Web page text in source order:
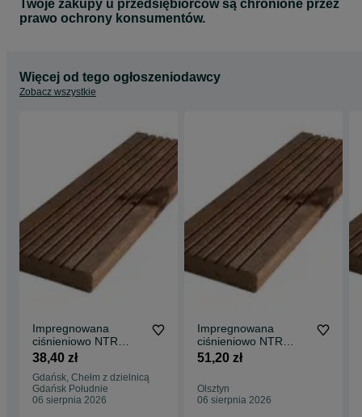
Twoje zakupy u przedsiębiorców są chronione przez
prawo ochrony konsumentów.
Więcej od tego ogłoszeniodawcy
Zobacz wszystkie
Impregnowana
ciśnieniowo NTR
sosnowa deska
tarasowa
27x145x3000
38,40 zł
Gdańsk, Chełm z dzielnicą
Gdańsk Południe
06 sierpnia 2026
Impregnowana
ciśnieniowo NTR
sosnowa deska
tarasowa
51,20 zł
Olsztyn
06 sierpnia 2026